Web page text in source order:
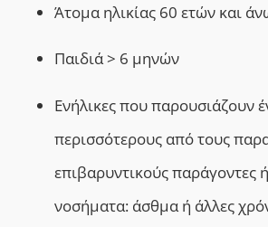
Άτομα ηλικίας 60 ετών και
Παιδιά > 6 μηνών
Ενήλικες που παρουσιάζουν
περισσότερους από τους
επιβαρυντικούς παράγοντες
νοσήματα: άσθμα ή άλλες